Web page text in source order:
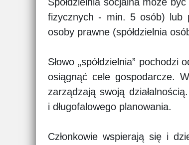
fizycznych - min. 5 osób) lub
osoby prawne (spółdzielnia
Słowo „spółdzielnia”
osiągnąć cele gospodarcze.
zarządzają swoją
i długofalowego planowania.
Członkowie wspierają się i